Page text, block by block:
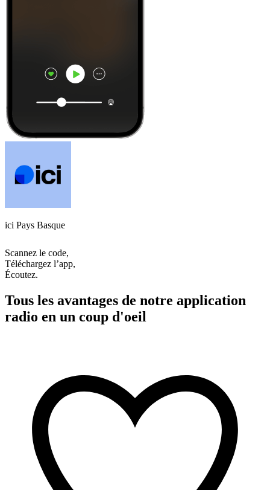
ici Pays Basque
Scannez le code,
Téléchargez l’app,
Écoutez.
Tous les avantages de notre application
radio en un coup d'oeil